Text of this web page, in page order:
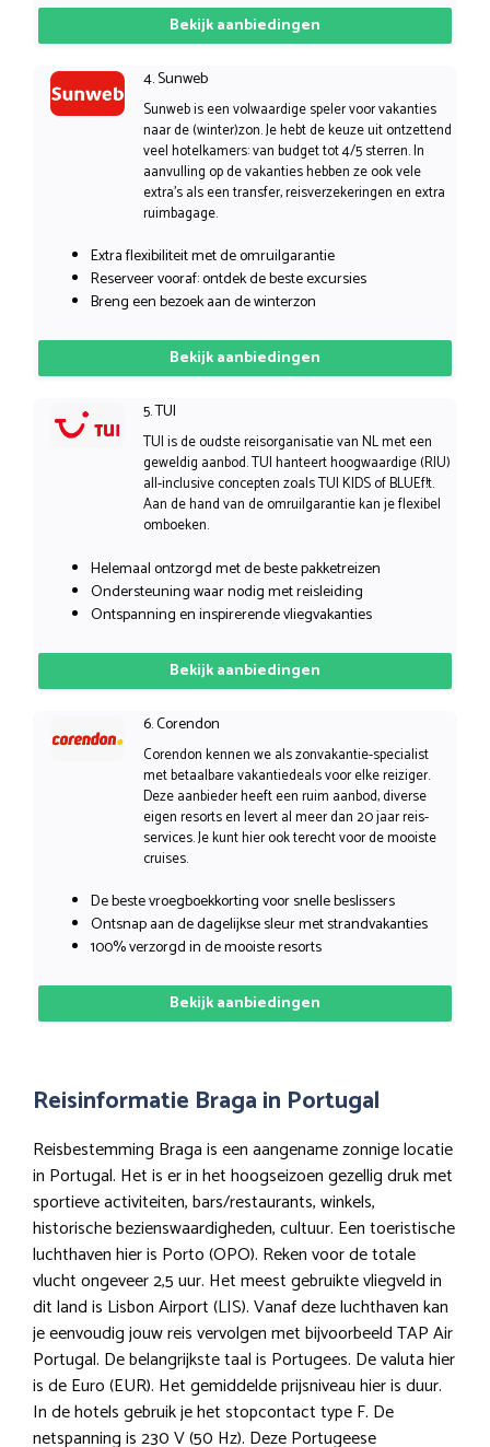
Bekijk aanbiedingen
4. Sunweb
Sunweb is een volwaardige speler voor vakanties
naar de (winter)zon. Je hebt de keuze uit ontzettend
veel hotelkamers: van budget tot 4/5 sterren. In
aanvulling op de vakanties hebben ze ook vele
extra’s als een transfer, reisverzekeringen en extra
ruimbagage.
Extra flexibiliteit met de omruilgarantie
Reserveer vooraf: ontdek de beste excursies
Breng een bezoek aan de winterzon
Bekijk aanbiedingen
5. TUI
TUI is de oudste reisorganisatie van NL met een
geweldig aanbod. TUI hanteert hoogwaardige (RIU)
all-inclusive concepten zoals TUI KIDS of BLUEf!t.
Aan de hand van de omruilgarantie kan je flexibel
omboeken.
Helemaal ontzorgd met de beste pakketreizen
Ondersteuning waar nodig met reisleiding
Ontspanning en inspirerende vliegvakanties
Bekijk aanbiedingen
6. Corendon
Corendon kennen we als zonvakantie-specialist
met betaalbare vakantiedeals voor elke reiziger.
Deze aanbieder heeft een ruim aanbod, diverse
eigen resorts en levert al meer dan 20 jaar reis-
services. Je kunt hier ook terecht voor de mooiste
cruises.
De beste vroegboekkorting voor snelle beslissers
Ontsnap aan de dagelijkse sleur met strandvakanties
100% verzorgd in de mooiste resorts
Bekijk aanbiedingen
Reisinformatie Braga in Portugal
Reisbestemming Braga is een aangename zonnige locatie
in Portugal. Het is er in het hoogseizoen gezellig druk met
sportieve activiteiten, bars/restaurants, winkels,
historische bezienswaardigheden, cultuur. Een toeristische
luchthaven hier is Porto (OPO). Reken voor de totale
vlucht ongeveer 2,5 uur. Het meest gebruikte vliegveld in
dit land is Lisbon Airport (LIS). Vanaf deze luchthaven kan
je eenvoudig jouw reis vervolgen met bijvoorbeeld TAP Air
Portugal. De belangrijkste taal is Portugees. De valuta hier
is de Euro (EUR). Het gemiddelde prijsniveau hier is duur.
In de hotels gebruik je het stopcontact type F. De
netspanning is 230 V (50 Hz). Deze Portugeese